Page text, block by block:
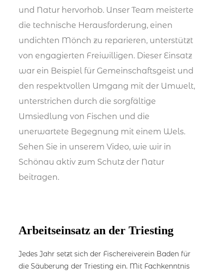
und Natur hervorhob. Unser Team meisterte
die technische Herausforderung, einen
undichten Mönch zu reparieren, unterstützt
von engagierten Freiwilligen. Dieser Einsatz
war ein Beispiel für Gemeinschaftsgeist und
den respektvollen Umgang mit der Umwelt,
unterstrichen durch die sorgfältige
Umsiedlung von Fischen und die
unerwartete Begegnung mit einem Wels.
Sehen Sie in unserem Video, wie wir in
Schönau aktiv zum Schutz der Natur
beitragen.
Arbeitseinsatz an der Triesting
Jedes Jahr setzt sich der Fischereiverein Baden für
die Säuberung der Triesting ein. Mit Fachkenntnis